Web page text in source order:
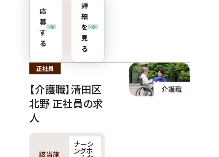
応
募
す
る
詳
細
を
見
る
正社員
【介護職】清田区
北野 正社員の求
人
該当施
ナーシ
ングホ
介護職